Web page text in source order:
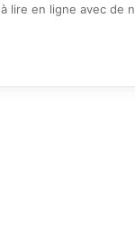
lire en ligne avec de